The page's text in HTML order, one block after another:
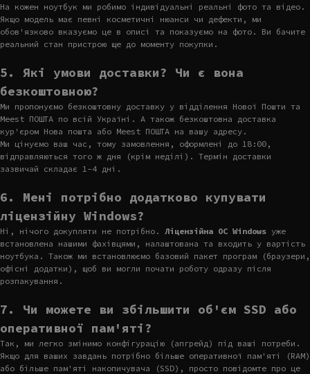
На кожен ноутбук ми робимо індивідуальні реальні фото та відео.
Якщо модель має певні косметичні нюанси чи дефекти, ми
обов'язково вказуємо це в описі та показуємо на фото. Ви бачите
реальний стан пристрою ще до моменту покупки.
5. Які умови доставки? Чи є вона
безкоштовною?
Ми пропонуємо безкоштовну доставку у відділення Нової Пошти та
Meest ПОШТА по всій Україні. А також безкоштовна доставка
кур'єром Нова пошта або Meest ПОШТА на вашу адресу.
Ми цінуємо ваш час, тому замовлення, оформлені до 18:00,
відправляються того ж дня (крім неділі). Термін доставки
зазвичай складає 1-4 дні.
6. Мені потрібно додатково купувати
ліцензійну Windows?
Ні, нічого докупляти не потрібно. Ліцензійна ОС Windows уже
встановлена нашими фахівцями, налаштована та входить у вартість
ноутбука. Також ми встановлюємо базовий пакет програм (браузери,
офісні додатки), щоб ви могли почати роботу одразу після
розпакування.
7. Чи можете ви збільшити об'єм SSD або
оперативної пам'яті?
Так, ми легко змінимо конфігурацію (апгрейд) під ваші потреби.
Якщо для ваших завдань потрібно більше оперативної пам'яті (RAM)
або більше пам'яті накопичувача (SSD), просто повідомте про це